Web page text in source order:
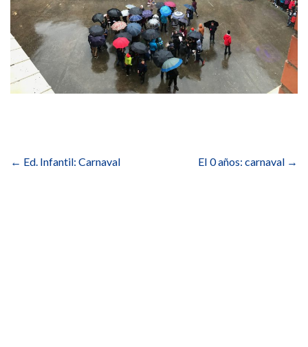
de
← Ed. Infantil: Carnaval EI 0 años: carnaval →